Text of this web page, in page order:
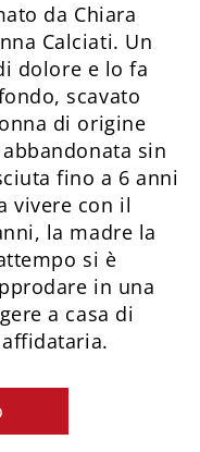
da Chiara
Calciati. Un
dolore e lo fa
scavato
di origine
sin
fino a 6 anni
vivere con il
la madre la
si è
in una
a casa di